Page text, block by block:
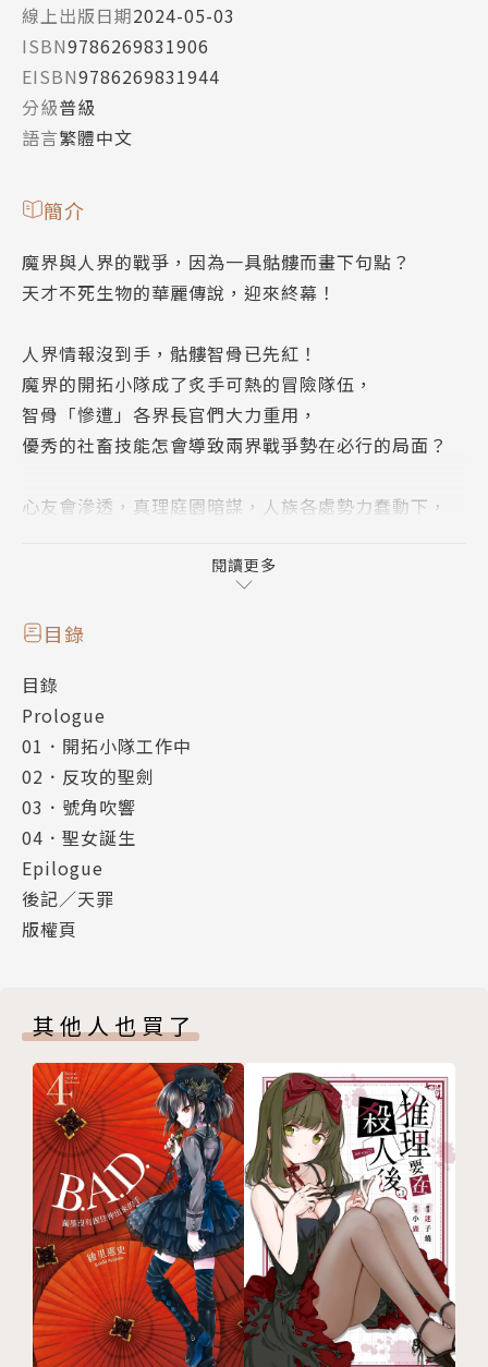
線上出版日期2024-05-03
ISBN9786269831906
EISBN9786269831944
分級普級
語言繁體中文
簡介
魔界與人界的戰爭，因為一具骷髏而畫下句點？
天才不死生物的華麗傳說，迎來終幕！
人界情報沒到手，骷髏智骨已先紅！
魔界的開拓小隊成了炙手可熱的冒險隊伍，
智骨「慘遭」各界長官們大力重用，
優秀的社畜技能怎會導致兩界戰爭勢在必行的局面？
心友會滲透，真理庭園暗謀，人族各處勢力蠢動下，
毀天滅地前一刻，一道熟悉又陌生的纖細身影空降戰場
「我將在此歌頌真理！所以——聽我唱歌吧☆」
作者簡介
天罪
1981年生，處女座。
因為受到大宇宙意志的啟發，決定踏上小說創作之路。
目前最想做的事是睡覺睡到飽。
明明是魔族的我，為什麼變成了拯救人界的英雄？（全
五冊）
閱讀更多
目錄
目錄
Prologue
01．開拓小隊工作中
02．反攻的聖劍
03．號角吹響
04．聖女誕生
Epilogue
後記／天罪
版權頁
其他人也買了